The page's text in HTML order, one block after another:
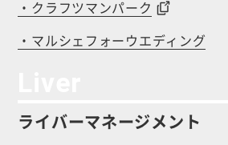
・クラフツマンパーク
・マルシェフォーウエディング
ライバーマネージメント